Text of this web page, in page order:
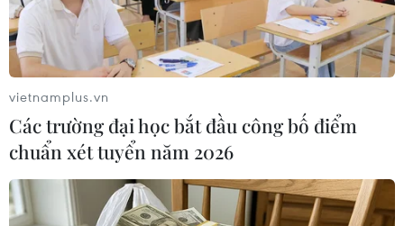
cần phải tiếp tục nghiên cứu sâu hơn trước khi
có thể áp dụng thử nghiệm lâm sàng với
người./.
(TTXVN/Vietnam+)
vietnamplus.vn
Các trường đại học bắt đầu công bố điểm
chuẩn xét tuyển năm 2026